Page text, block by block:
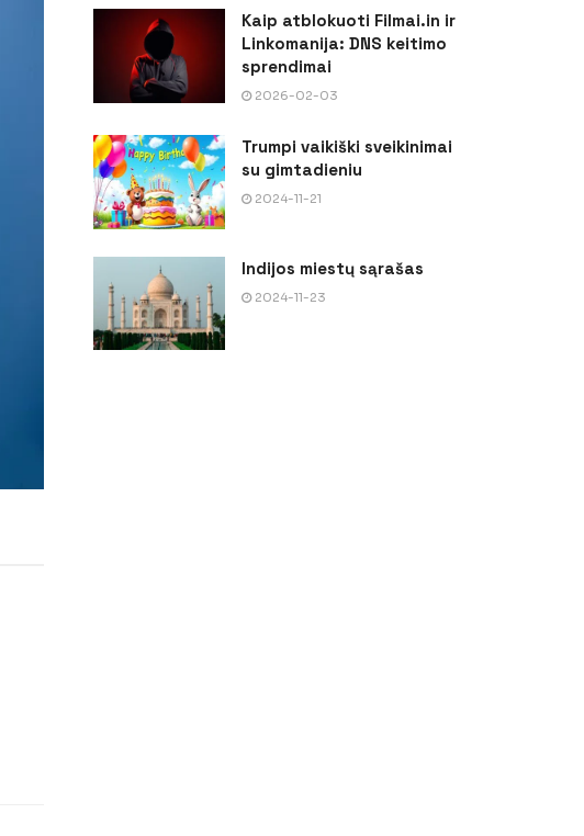
Kaip atblokuoti Filmai.in ir
Linkomanija: DNS keitimo
sprendimai
2026-02-03
Trumpi vaikiški sveikinimai
su gimtadieniu
2024-11-21
Indijos miestų sąrašas
2024-11-23